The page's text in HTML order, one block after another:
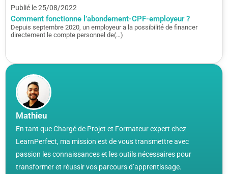
Mathieu
En tant que Chargé de Projet et Formateur expert chez
LearnPerfect, ma mission est de vous transmettre avec
passion les connaissances et les outils nécessaires pour
transformer et réussir vos parcours d’apprentissage.
Publié le 25/08/2022
Comment fonctionne l’abondement-CPF-employeur ?
Depuis septembre 2020, un employeur a la possibilité de financer
directement le compte personnel de(…)